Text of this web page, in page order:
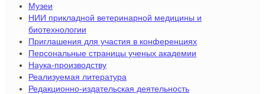
Музеи
НИИ прикладной ветеринарной медицины и
биотехнологии
Приглашения для участия в конференциях
Персональные страницы ученых академии
Наука-производству
Реализуемая литература
Редакционно-издательская деятельность